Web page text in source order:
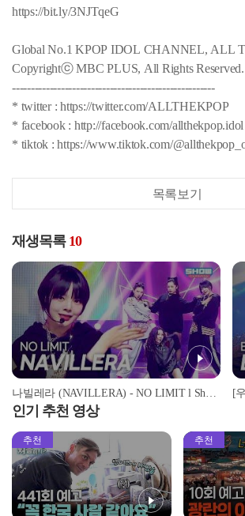
https://bit.ly/3NJTqeG
Global No.1 KPOP IDOL CHANNEL, ALL
Copyrightⓒ MBC PLUS, All Rights Reserved.
------------------------------------------------------
* twitter : https://twitter.com/ALLTHEKPOP
* facebook : http://facebook.com/allthekpop.idol
* tiktok : https://www.tiktok.com/
목록보기
재생목록 10
나빌레라 (NAVILLERA) - NO LIMIT l Show Champion l EP.586 l 260211
인기 추천 영상
추천 추천